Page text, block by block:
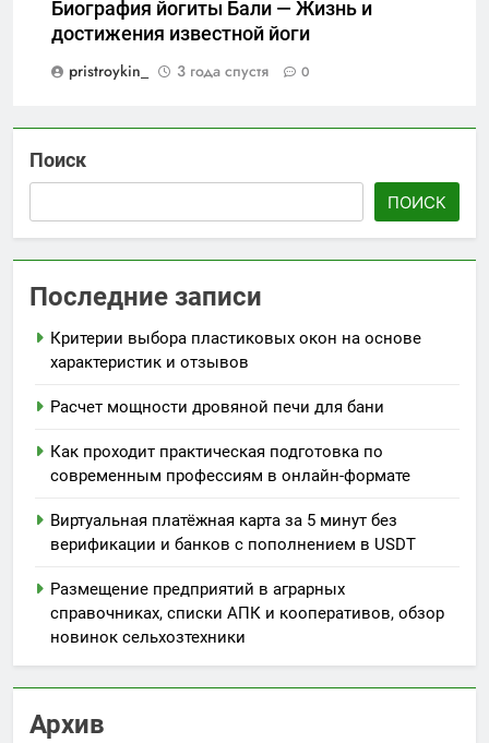
Биография йогиты Бали — Жизнь и
достижения известной йоги
pristroykin_
3 года спустя 0
Поиск
ПОИСК
Последние записи
Критерии выбора пластиковых окон на основе
характеристик и отзывов
Расчет мощности дровяной печи для бани
Как проходит практическая подготовка по
современным профессиям в онлайн-формате
Виртуальная платёжная карта за 5 минут без
верификации и банков с пополнением в USDT
Размещение предприятий в аграрных
справочниках, списки АПК и кооперативов, обзор
новинок сельхозтехники
Архив